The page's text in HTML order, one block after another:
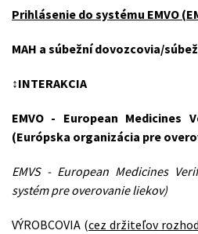
Prihlásenie do systému EMVO
MAH a súbežní dovozcovia/
↕INTERAKCIA
EMVO - European Medicines
(Európska organizácia pre
EMVS - European Medicines
systém pre overovanie liekov)
VÝROBCOVIA (cez držiteľov